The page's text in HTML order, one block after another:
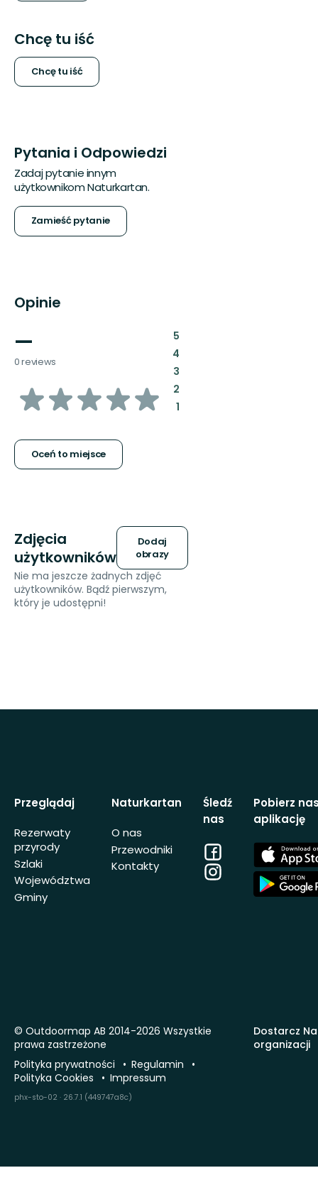
Chcę tu iść
Chcę tu iść
Pytania i Odpowiedzi
Zadaj pytanie innym
użytkownikom Naturkartan.
Zamieść pytanie
Opinie
—
0 reviews
z
gwiazdek
Oceń to miejsce
5:
4:
3:
2:
1:
Zdjęcia
użytkowników
Dodaj
obrazy
Nie ma jeszcze żadnych zdjęć
użytkowników. Bądź pierwszym,
który je udostępni!
Przeglądaj
Rezerwaty
przyrody
Szlaki
Województwa
Gminy
Naturkartan
O nas
Przewodniki
Kontakty
Śledź
nas
Facebook
Instagram
Pobierz
aplikację
App
Store
App
Store
Dostarcz
organizacji
© Outdoormap AB 2014-2026 Wszystkie
prawa zastrzeżone
Polityka prywatności
Regulamin
Polityka Cookies
Impressum
phx-sto-02 · 26.7.1 (449747a8c)